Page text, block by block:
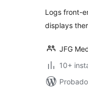
Logs front-
displays
JFG
10+